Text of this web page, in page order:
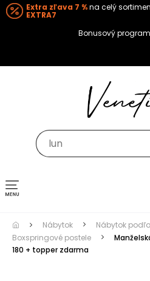
Extra zľava 7 %na celý
EXTRA7
Bonusový program
Toggle navigation
Nábytok Nábytok
Boxspringové postele
180 + topper zdarma